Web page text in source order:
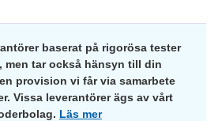
baserat på rigorösa tester
men tar också hänsyn till din
provision vi får via samarbete
Vissa leverantörer ägs av vårt
Läs mer